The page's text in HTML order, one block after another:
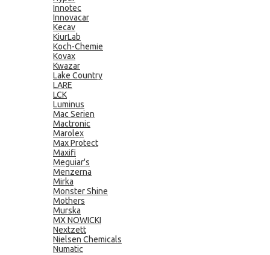
Innotec
Innovacar
Kecav
KiurLab
Koch-Chemie
Kovax
Kwazar
Lake Country
LARE
LCK
Luminus
Mac Serien
Mactronic
Marolex
Max Protect
Maxifi
Meguiar's
Menzerna
Mirka
Monster Shine
Mothers
Murska
MX NOWICKI
Nextzett
Nielsen Chemicals
Numatic